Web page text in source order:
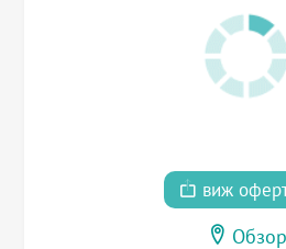
виж
Обзор